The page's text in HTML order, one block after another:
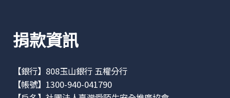
捐款資訊
【銀行】808玉山銀行 五權分行
【帳號】1300-940-041790